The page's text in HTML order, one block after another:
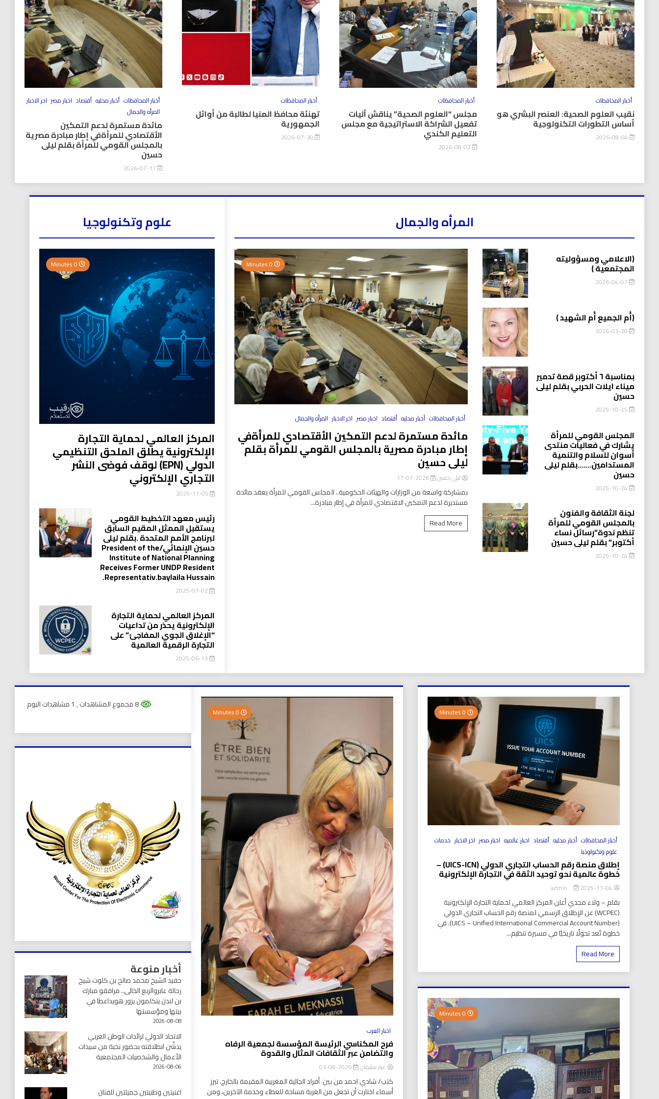
أخبار المحافظات
نقيب العلوم الصحية: العنصر البشري هو
أساس التطورات التكنولوجية
أخبار المحافظات
مجلس “العلوم الصحية” يناقش آليات
تفعيل الشراكة الاستراتيجية مع مجلس
التعليم الكندي
أخبار المحافظات
تهنئة محافظ المنيا لطالبة من أوائل
الجمهورية
أخبار المحافظات أخبار محليه أقتصاد اخبار مصر اخر الاخبار
المرأه والجمال
مائدة مستمرة لدعم التمكين
الأقتصادي للمرأةفي إطار مبادرة مصرية
بالمجلس القومي للمرأة بقلم ليلى
حسين
المرأه والجمال
0 Minutes
أخبار المحافظات أخبار محليه أقتصاد اخبار مصر اخر الاخبار المرأه والجمال
مائدة مستمرة لدعم التمكين الأقتصادي للمرأةفي
إطار مبادرة مصرية بالمجلس القومي للمرأة بقلم
ليلى حسين
ليلى حسين 2026-07-17
بمشاركة واسعة من الوزارات والهيئات الحكومية.. المجلس القومي للمرأة يعقد مائدة
مستديرة لدعم التمكين الاقتصادي للمرأة في إطار مبادرة...
Read More
(الاعلامي ومسؤوليته
المجتمعية )
2026-04-07
(أُم الجميع أُم الشهيد )
2026-03-20
بمناسبة ٦ أكتوبر قصة تدمير
ميناء ايلات الحربي بقلم ليلى
حسين
2025-10-25
المجلس القومي للمرأة
يشارك في فعاليات منتدى
أسوان للسلام والتنمية
المستدامين…….بقلم ليلى
حسين
2025-10-24
لجنة الثقافة والفنون
بالمجلس القومي للمرأة
تنظم ندوة”رسائل نساء
أكتوبر” بقلم ليلى حسين
2025-10-24
علوم وتكنولوجيا
0 Minutes
المركز العالمي لحماية التجارة
الإلكترونية يطلق الملحق التنظيمي
الدولي (EPN) لوقف فوضى النشر
التجاري الإلكتروني
رئيس معهد التخطيط القومي
يستقبل الممثل المقيم السابق
لبرنامج الأمم المتحدة .بقلم ليلى
حسين الإنمائي/President of the
Institute of National Planning
Receives Former UNDP Resident
.Representativ.baylaila Hussain
2025-07-02
المركز العالمي لحماية التجارة
الإلكترونية يحذر من تداعيات
“الإغلاق الجوي المفاجئ” على
التجارة الرقمية العالمية
2025-06-13
أخبار المحافظات أخبار محليه أقتصاد اخبار عالميه اخبار مصر اخر الاخبار خدمات
علوم وتكنولوجيا
إطلاق منصة رقم الحساب التجاري الدولي (UICS-ICN) –
خطوة عالمية نحو توحيد الثقة في التجارة الإلكترونية
2025-11-04
بقلم – ولاء مجدي أعلن المركز العالمي لحماية التجارة الإلكترونية
(WCPEC) عن الإطلاق الرسمي لمنصة رقم الحساب التجاري الدولي
(UICS – Unified International Commercial Account Number). في
خطوة تُعد تحولًا تاريخيًا في مسيرة تنظيم...
Read More
اخبار العرب
فرح المكناسي الرئيسة المؤسسة لجمعية الرفاه
والتضامن عبر الثقافات المثال والقدوة
عبير سليمان 2026-08-03
كتب/ شادي احمد من بين أفراد الجالية المغربية المقيمة بالخارج، تبرز
أسماء اختارت أن تجعل من الغربة مساحة للعطاء وخدمة الآخرين، ومن
, 1 مشاهدات اليوم
أخبار منوعة
حفيد الشيخ محمد صالح بن كلوت شيخ
رحالة عابروالربع الخالى.. مرافقو مبارك
بن لندن يتكلمون يزور هويداعطا في
بيتها ومؤسستها
2026-08-08
الاتحاد الدولي لرائدات الوطن العربي
يدشّن انطلاقته بحضور نخبة من سيدات
الأعمال والشخصيات المجتمعية
2026-08-06
اغنيتين وطنيتين جميلتين للفنان